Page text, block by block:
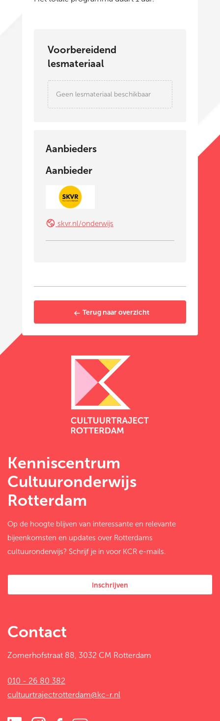
Voorbereidend
lesmateriaal
Geen lesmateriaal beschikbaar
Aanbieders
Aanbieder
skvr.nl/onderwijs
Terug naar overzicht
Kenniscentrum
Cultuuronderwijs
Rotterdam
Op de hoogte blijven van interessante en relevante
bijeenkomsten en updates over Rotterdams
cultuuronderwijs? Schrijf je in voor KCR e-mails.
Inschrijven
Contact
Zomerhofstraat 88, 3032 CM Rotterdam
010 - 26 80 382
cultuurtrajectrotterdam@kc-r.nl